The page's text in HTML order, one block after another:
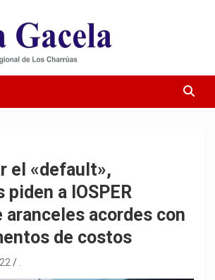
el «default»,
a IOSPER
aranceles acordes con
de costos